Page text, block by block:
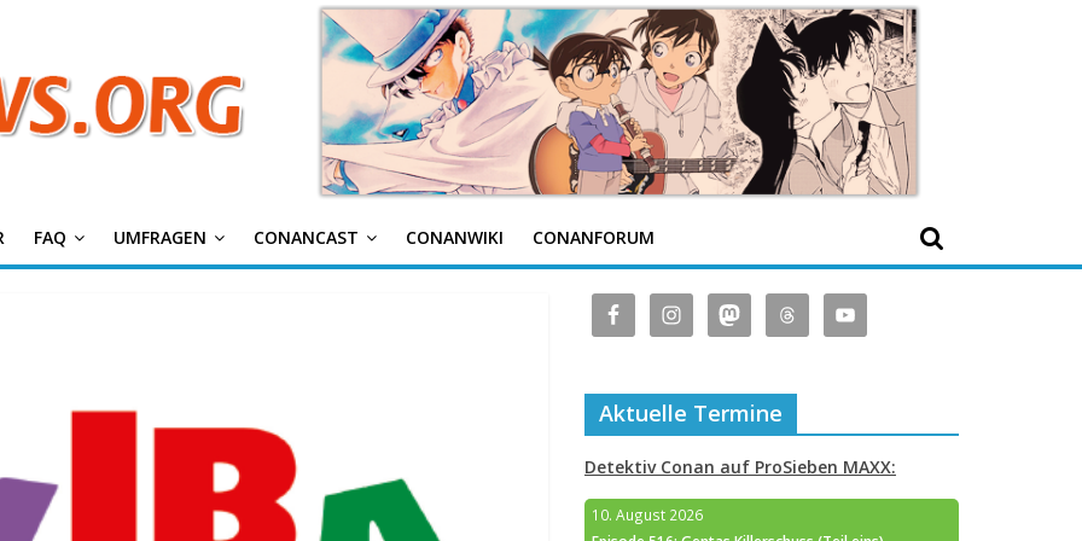
FAQ UMFRAGEN CONANCAST CONANWIKI CONANFORUM
Aktuelle Termine
Detektiv Conan auf ProSieben MAXX:
10. August 2026